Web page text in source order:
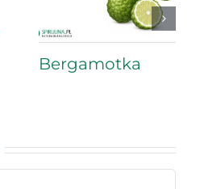
Bergamotka